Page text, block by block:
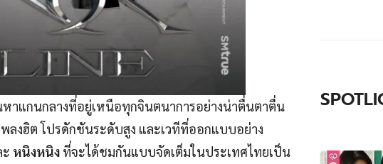
าแกนกลางที่อยู่เหนือทุกจินตนาการอย่างน่าตื่นตาตื่น
งฮิต โปรดักชันระดับสูง และเวทีที่ออกแบบอย่าง
หนิงหนิง ที่จะได้ชมกันแบบจัดเต็มในประเทศไทยเป็น